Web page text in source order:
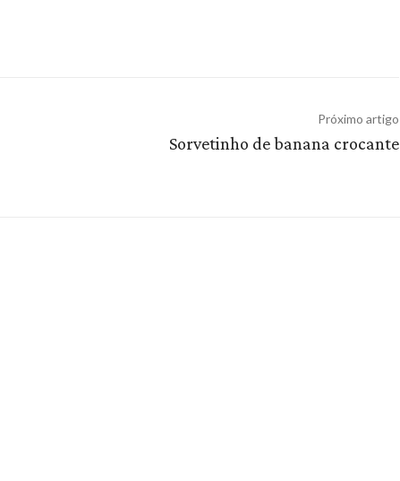
Próximo artigo
Sorvetinho de banana crocante